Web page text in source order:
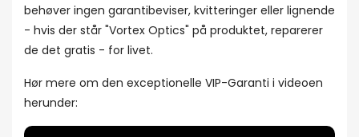
behøver ingen garantibeviser, kvitteringer eller lignende
- hvis der står "Vortex Optics" på produktet, reparerer
de det gratis - for livet.
Hør mere om den exceptionelle VIP-Garanti i videoen
herunder: